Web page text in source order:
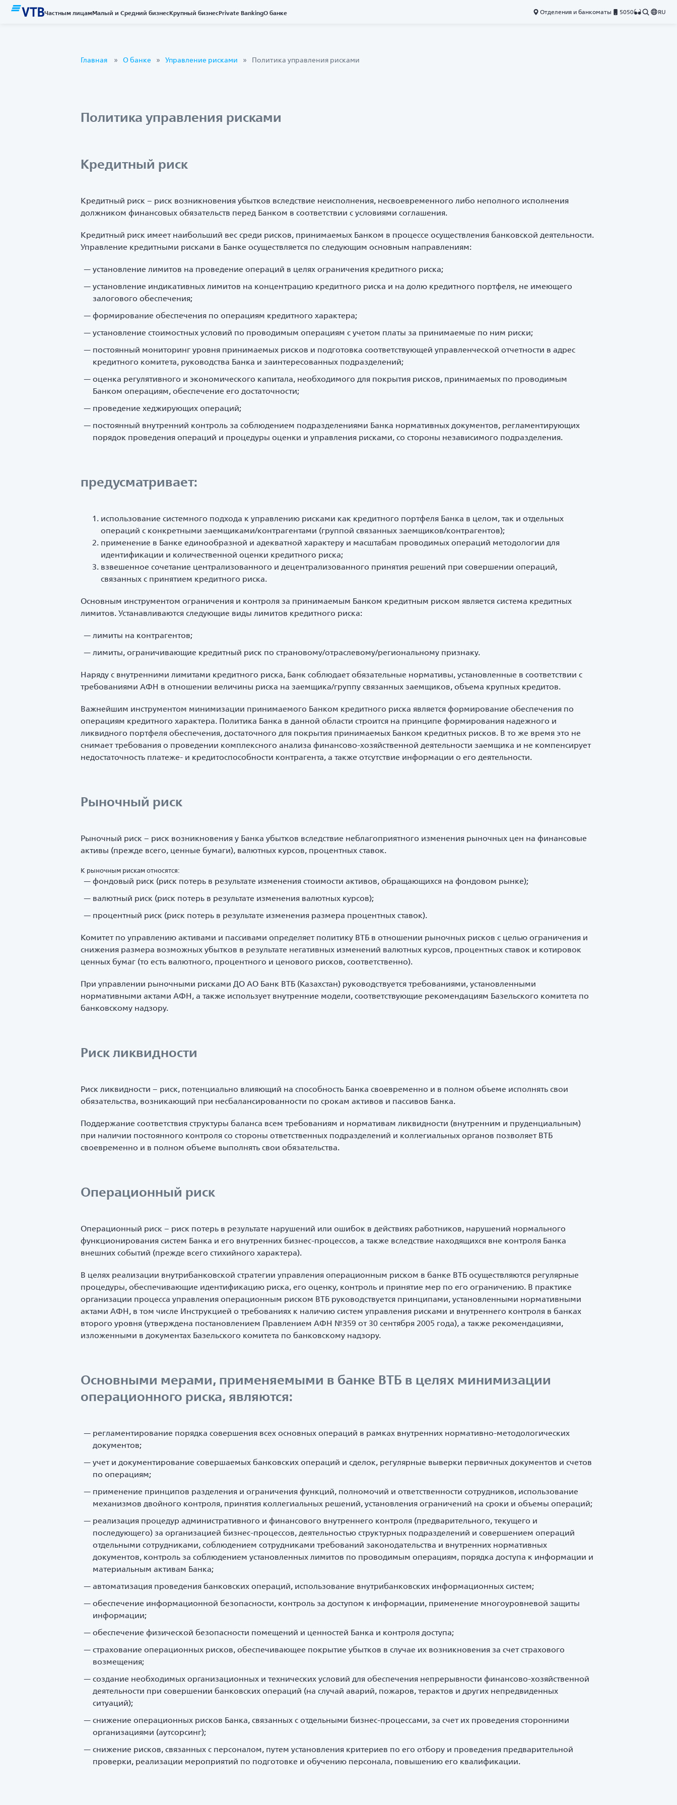
Частным лицамМалый и Средний бизнесКрупный бизнесPrivate BankingО банке Отделения и банкоматы 5050 RU
Главная О банке Управление рисками Политика управления рисками
Политика управления рисками
Кредитный риск
Кредитный риск – риск возникновения убытков вследствие неисполнения, несвоевременного либо неполного исполнения
должником финансовых обязательств перед Банком в соответствии с условиями соглашения.
Кредитный риск имеет наибольший вес среди рисков, принимаемых Банком в процессе осуществления банковской деятельности.
Управление кредитными рисками в Банке осуществляется по следующим основным направлениям:
установление лимитов на проведение операций в целях ограничения кредитного риска;
установление индикативных лимитов на концентрацию кредитного риска и на долю кредитного портфеля, не имеющего
залогового обеспечения;
формирование обеспечения по операциям кредитного характера;
установление стоимостных условий по проводимым операциям с учетом платы за принимаемые по ним риски;
постоянный мониторинг уровня принимаемых рисков и подготовка соответствующей управленческой отчетности в адрес
кредитного комитета, руководства Банка и заинтересованных подразделений;
оценка регулятивного и экономического капитала, необходимого для покрытия рисков, принимаемых по проводимым
Банком операциям, обеспечение его достаточности;
проведение хеджирующих операций;
постоянный внутренний контроль за соблюдением подразделениями Банка нормативных документов, регламентирующих
порядок проведения операций и процедуры оценки и управления рисками, со стороны независимого подразделения.
предусматривает:
использование системного подхода к управлению рисками как кредитного портфеля Банка в целом, так и отдельных
операций с конкретными заемщиками/контрагентами (группой связанных заемщиков/контрагентов);
применение в Банке единообразной и адекватной характеру и масштабам проводимых операций методологии для
идентификации и количественной оценки кредитного риска;
взвешенное сочетание централизованного и децентрализованного принятия решений при совершении операций,
связанных с принятием кредитного риска.
Основным инструментом ограничения и контроля за принимаемым Банком кредитным риском является система кредитных
лимитов. Устанавливаются следующие виды лимитов кредитного риска:
лимиты на контрагентов;
лимиты, ограничивающие кредитный риск по страновому/отраслевому/региональному признаку.
Наряду с внутренними лимитами кредитного риска, Банк соблюдает обязательные нормативы, установленные в соответствии с
требованиями АФН в отношении величины риска на заемщика/группу связанных заемщиков, объема крупных кредитов.
Важнейшим инструментом минимизации принимаемого Банком кредитного риска является формирование обеспечения по
операциям кредитного характера. Политика Банка в данной области строится на принципе формирования надежного и
ликвидного портфеля обеспечения, достаточного для покрытия принимаемых Банком кредитных рисков. В то же время это не
снимает требования о проведении комплексного анализа финансово-хозяйственной деятельности заемщика и не компенсирует
недостаточность платеже- и кредитоспособности контрагента, а также отсутствие информации о его деятельности.
Рыночный риск
Рыночный риск – риск возникновения у Банка убытков вследствие неблагоприятного изменения рыночных цен на финансовые
активы (прежде всего, ценные бумаги), валютных курсов, процентных ставок.
К рыночным рискам относятся:
фондовый риск (риск потерь в результате изменения стоимости активов, обращающихся на фондовом рынке);
валютный риск (риск потерь в результате изменения валютных курсов);
процентный риск (риск потерь в результате изменения размера процентных ставок).
Комитет по управлению активами и пассивами определяет политику ВТБ в отношении рыночных рисков с целью ограничения и
снижения размера возможных убытков в результате негативных изменений валютных курсов, процентных ставок и котировок
ценных бумаг (то есть валютного, процентного и ценового рисков, соответственно).
При управлении рыночными рисками ДО АО Банк ВТБ (Казахстан) руководствуется требованиями, установленными
нормативными актами АФН, а также использует внутренние модели, соответствующие рекомендациям Базельского комитета по
банковскому надзору.
Риск ликвидности
Риск ликвидности – риск, потенциально влияющий на способность Банка своевременно и в полном объеме исполнять свои
обязательства, возникающий при несбалансированности по срокам активов и пассивов Банка.
Поддержание соответствия структуры баланса всем требованиям и нормативам ликвидности (внутренним и пруденциальным)
при наличии постоянного контроля со стороны ответственных подразделений и коллегиальных органов позволяет ВТБ
своевременно и в полном объеме выполнять свои обязательства.
Операционный риск
Операционный риск – риск потерь в результате нарушений или ошибок в действиях работников, нарушений нормального
функционирования систем Банка и его внутренних бизнес-процессов, а также вследствие находящихся вне контроля Банка
внешних событий (прежде всего стихийного характера).
В целях реализации внутрибанковской стратегии управления операционным риском в банке ВТБ осуществляются регулярные
процедуры, обеспечивающие идентификацию риска, его оценку, контроль и принятие мер по его ограничению. В практике
организации процесса управления операционным риском ВТБ руководствуется принципами, установленными нормативными
актами АФН, в том числе Инструкцией о требованиях к наличию систем управления рисками и внутреннего контроля в банках
второго уровня (утверждена постановлением Правлением АФН №359 от 30 сентября 2005 года), а также рекомендациями,
изложенными в документах Базельского комитета по банковскому надзору.
Основными мерами, применяемыми в банке ВТБ в целях минимизации
операционного риска, являются:
регламентирование порядка совершения всех основных операций в рамках внутренних нормативно-методологических
документов;
учет и документирование совершаемых банковских операций и сделок, регулярные выверки первичных документов и счетов
по операциям;
применение принципов разделения и ограничения функций, полномочий и ответственности сотрудников, использование
механизмов двойного контроля, принятия коллегиальных решений, установления ограничений на сроки и объемы операций;
реализация процедур административного и финансового внутреннего контроля (предварительного, текущего и
последующего) за организацией бизнес-процессов, деятельностью структурных подразделений и совершением операций
отдельными сотрудниками, соблюдением сотрудниками требований законодательства и внутренних нормативных
документов, контроль за соблюдением установленных лимитов по проводимым операциям, порядка доступа к информации и
материальным активам Банка;
автоматизация проведения банковских операций, использование внутрибанковских информационных систем;
обеспечение информационной безопасности, контроль за доступом к информации, применение многоуровневой защиты
информации;
обеспечение физической безопасности помещений и ценностей Банка и контроля доступа;
страхование операционных рисков, обеспечивающее покрытие убытков в случае их возникновения за счет страхового
возмещения;
создание необходимых организационных и технических условий для обеспечения непрерывности финансово-хозяйственной
деятельности при совершении банковских операций (на случай аварий, пожаров, терактов и других непредвиденных
ситуаций);
снижение операционных рисков Банка, связанных с отдельными бизнес-процессами, за счет их проведения сторонними
организациями (аутсорсинг);
снижение рисков, связанных с персоналом, путем установления критериев по его отбору и проведения предварительной
проверки, реализации мероприятий по подготовке и обучению персонала, повышению его квалификации.